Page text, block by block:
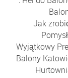
Jak
Wyjątkowy
Balony